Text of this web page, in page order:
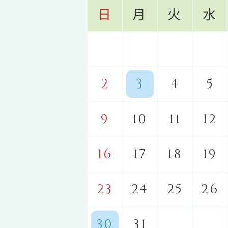
日 月 火 水
2
3 4 5
9
10 11 12
16
17 18 19
23
24 25 26
30
31